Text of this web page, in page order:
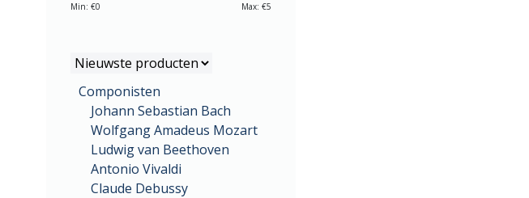
Min: €0 Max: €5
Componisten
Johann Sebastian Bach
Wolfgang Amadeus Mozart
Ludwig van Beethoven
Antonio Vivaldi
Claude Debussy